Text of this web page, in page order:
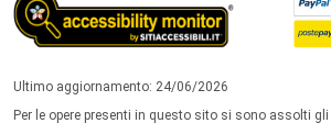
Ultimo aggiornamento: 24/06/2026
Per le opere presenti in questo sito si sono assolti